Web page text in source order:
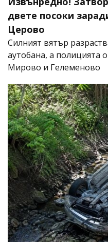
двете посоки
Церово
Силният вятър
аутобана, а полицията
Мирово и Гелеменово